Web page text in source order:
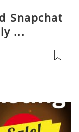
Snapchat
...